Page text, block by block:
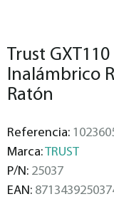
Trust
Inalámbrico
Ratón
Referencia:
Marca:TRUST
P/N: 25037
EAN: